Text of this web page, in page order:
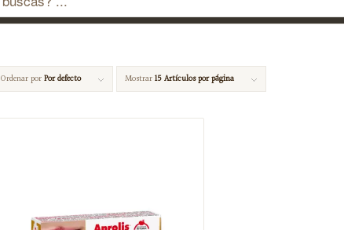
Ordenar porPor defecto Mostrar15 Artículos por página